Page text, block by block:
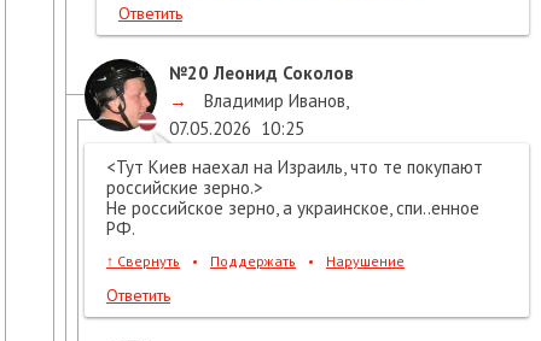
Ответить
№20 Леонид Соколов
→
Владимир Иванов,
07.05.2026 10:25
<Тут Киев наехал на Израиль, что те покупают
российские зерно.>
Не российское зерно, а украинское, спи..енное
РФ.
↑ Свернуть • Поддержать • Нарушение
Ответить